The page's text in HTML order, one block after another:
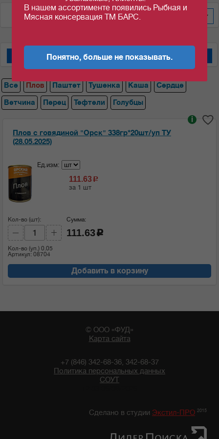
По весу за шт/кг
Мясные консервы "Барс" Мясные консервы "Орский мясокомбинат"
Все Плов Паштет Тушенка Каша
Сердце
Ветчина
Перец Тефтели Голубцы
Плов с говядиной "Орск" 338гр*20шт/уп ТУ
(28.05.2025)
i
Ед.изм:
111.63 c
за 1 шт
Кол-во (шт):
Кол-во (уп.) 0.05
Артикул: 08704
Сумма:
111.63 c
Добавить в корзину
© ООО «ФУД»
Карта сайта
+7 (846) 342-68-36, 342-68-37
Политика персональных данных
СОУТ
Сделано в студии Экстил-ПРО 2015
В нашем ассортименте появились Рыбная и
Мясная консервация ТМ БАРС.
Понятно, больше не показывать.